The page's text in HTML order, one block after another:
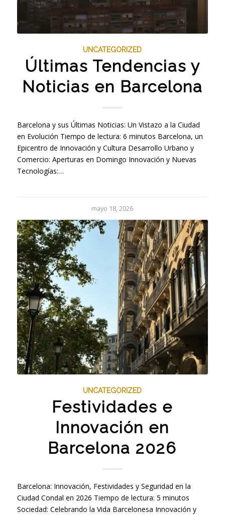
UNCATEGORIZED
Últimas Tendencias y
Noticias en Barcelona
Barcelona y sus Últimas Noticias: Un Vistazo a la Ciudad
en Evolución Tiempo de lectura: 6 minutos Barcelona, un
Epicentro de Innovación y Cultura Desarrollo Urbano y
Comercio: Aperturas en Domingo Innovación y Nuevas
Tecnologías:…
mayo 18, 2026
UNCATEGORIZED
Festividades e
Innovación en
Barcelona 2026
Barcelona: Innovación, Festividades y Seguridad en la
Ciudad Condal en 2026 Tiempo de lectura: 5 minutos
Sociedad: Celebrando la Vida Barcelonesa Innovación y